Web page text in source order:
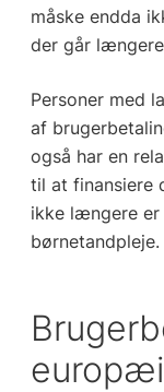
måske endda
der går
Personer med
af
også har en
til at finansiere
ikke længere
børnetandpleje.